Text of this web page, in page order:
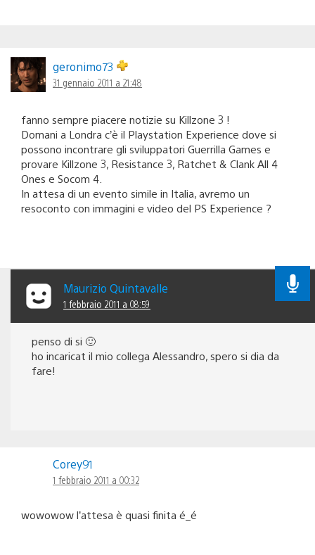
geronimo73
31 gennaio 2011 a 21:48
fanno sempre piacere notizie su Killzone 3 !
Domani a Londra c’è il Playstation Experience dove si
possono incontrare gli sviluppatori Guerrilla Games e
provare Killzone 3, Resistance 3, Ratchet & Clank All 4
Ones e Socom 4.
In attesa di un evento simile in Italia, avremo un
resoconto con immagini e video del PS Experience ?
Maurizio Quintavalle
1 febbraio 2011 a 08:59
penso di si 🙂
ho incaricat il mio collega Alessandro, spero si dia da
fare!
Corey91
1 febbraio 2011 a 00:32
wowowow l’attesa è quasi finita é_é